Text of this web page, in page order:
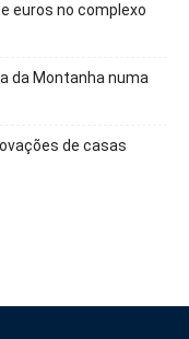
euros no complexo
da Montanha numa
de casas